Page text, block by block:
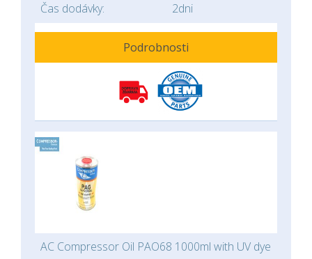
Čas dodávky:
2dni
Podrobnosti
AC Compressor Oil PAO68 1000ml with UV dye